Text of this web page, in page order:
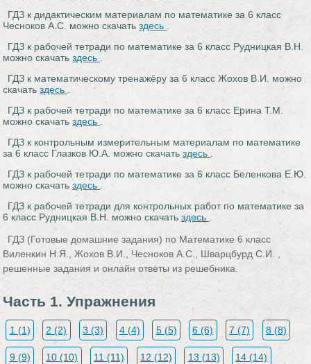
ГДЗ к дидактическим материалам по математике за 6 класс
Чесноков А.С. можно скачатьздесь
ГДЗ к рабочей тетради по математике за 6 класс Рудницкая В.Н.
можно скачатьздесь
ГДЗ к математическому тренажёру за 6 класс Жохов В.И. можно
скачатьздесь
ГДЗ к рабочей тетради по математике за 6 класс Ерина Т.М.
можно скачатьздесь
ГДЗ к контрольным измерительным материалам по математике
за 6 класс Глазков Ю.А. можно скачатьздесь
ГДЗ к рабочей тетради по математике за 6 класс Беленкова Е.Ю.
можно скачатьздесь
ГДЗ к рабочей тетради для контрольных работ по математике за
6 класс Рудницкая В.Н. можно скачатьздесь
ГДЗ (Готовые домашние задания) по Математике 6 класс
Виленкин Н.Я., Жохов В.И., Чесноков А.С., Шварцбурд С.И. ,
решенные задания и онлайн ответы из решебника.
Часть 1. Упражнения
1 (1) 2 (2) 3 (3) 4 (4) 5 (5) 6 (6) 7 (7) 8 (8)
9 (9) 10 (10) 11 (11) 12 (12) 13 (13) 14 (14)